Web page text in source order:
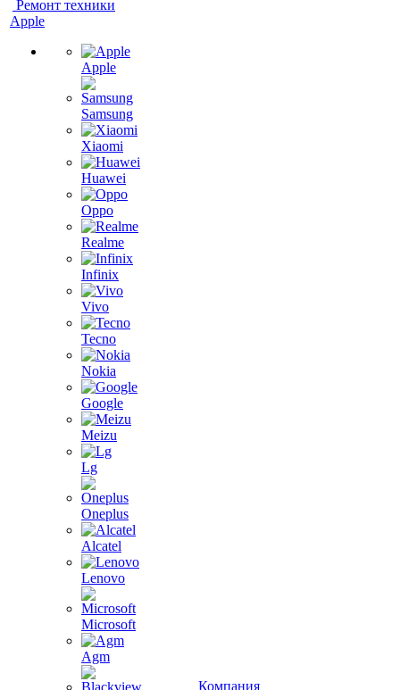
Ремонт техники
Apple
Apple
Samsung
Xiaomi
Huawei
Oppo
Realme
Infinix
Vivo
Tecno
Nokia
Google
Meizu
Lg
Oneplus
Alcatel
Lenovo
Microsoft
Agm
Компания